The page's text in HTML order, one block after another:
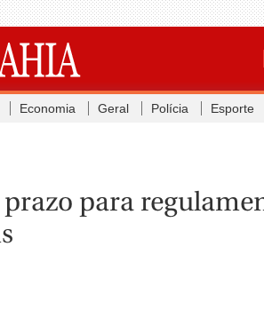
Economia Geral Polícia Esporte
prazo para